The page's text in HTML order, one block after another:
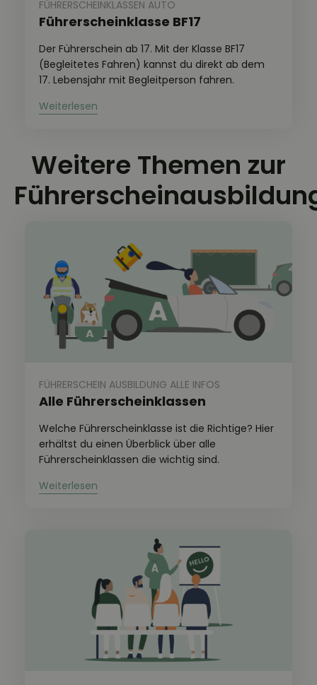
FÜHRERSCHEINKLASSEN AUTO
Führerscheinklasse BF17
Der Führerschein ab 17. Mit der Klasse BF17
(Begleitetes Fahren) kannst du direkt ab dem
17. Lebensjahr mit Begleitperson fahren.
Weitere Themen zur
FÜHRERSCHEIN AUSBILDUNG ALLE INFOS
Alle Führerscheinklassen
Welche Führerscheinklasse ist die Richtige? Hier
erhältst du einen Überblick über alle
Führerscheinklassen die wichtig sind.